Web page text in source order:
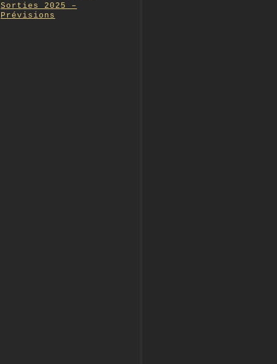
Sorties 2025 –
Prévisions